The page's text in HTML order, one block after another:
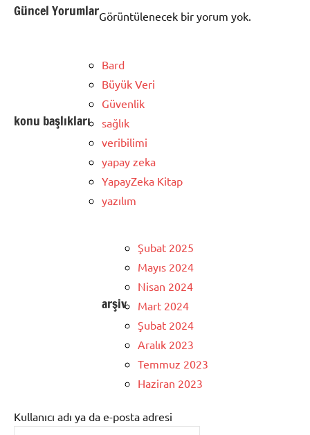
Güncel YorumlarGörüntülenecek bir yorum yok.
konu başlıkları
Bard
Büyük Veri
Güvenlik
sağlık
veribilimi
yapay zeka
YapayZeka Kitap
yazılım
arşiv
Şubat 2025
Mayıs 2024
Nisan 2024
Mart 2024
Şubat 2024
Aralık 2023
Temmuz 2023
Haziran 2023
Kullanıcı adı ya da e-posta adresi